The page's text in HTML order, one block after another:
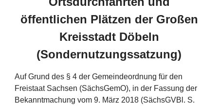
öffentlichen Plätzen der Großen
Kreisstadt Döbeln
(Sondernutzungssatzung)
Auf Grund des § 4 der Gemeindeordnung für den
Freistaat Sachsen (SächsGemO), in der Fassung der
Bekanntmachung vom 9. März 2018 (SächsGVBl. S.